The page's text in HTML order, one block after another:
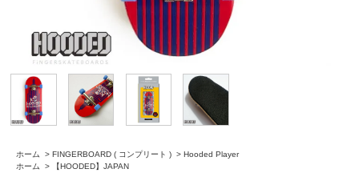
ホーム > FINGERBOARD ( コンプリート ) > Hooded Player
ホーム
> 【HOODED】JAPAN